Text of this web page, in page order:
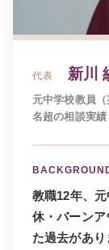
代表 新川
元中学校教員
名超の相談実績
教職12年、
休・バーン
た過去があり